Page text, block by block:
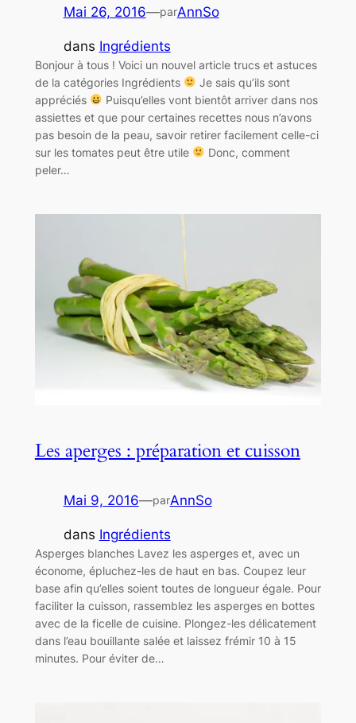
Mai 26, 2016—parAnnSo
dans Ingrédients
Bonjour à tous ! Voici un nouvel article trucs et astuces
de la catégories Ingrédients
Je sais qu’ils sont
appréciés
Puisqu’elles vont bientôt arriver dans nos
assiettes et que pour certaines recettes nous n’avons
pas besoin de la peau, savoir retirer facilement celle-ci
sur les tomates peut être utile
Donc, comment
peler…
Les aperges : préparation et cuisson
Mai 9, 2016—parAnnSo
dans Ingrédients
Asperges blanches Lavez les asperges et, avec un
économe, épluchez-les de haut en bas. Coupez leur
base afin qu’elles soient toutes de longueur égale. Pour
faciliter la cuisson, rassemblez les asperges en bottes
avec de la ficelle de cuisine. Plongez-les délicatement
dans l’eau bouillante salée et laissez frémir 10 à 15
minutes. Pour éviter de…